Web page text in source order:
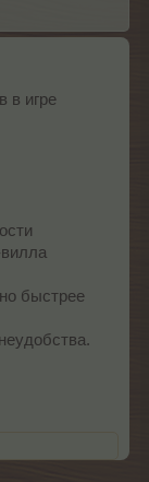
в игре
быстрее